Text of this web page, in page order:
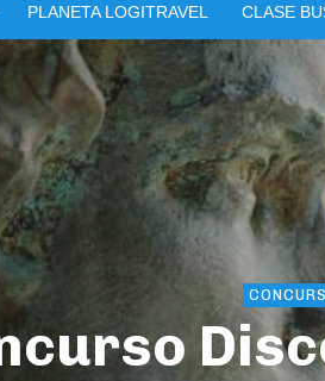
PLANETA LOGITRAVEL CLASE